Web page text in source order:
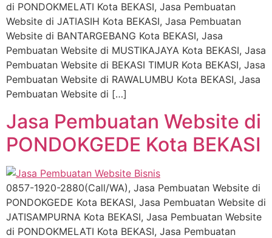
di PONDOKMELATI Kota BEKASI, Jasa Pembuatan
Website di JATIASIH Kota BEKASI, Jasa Pembuatan
Website di BANTARGEBANG Kota BEKASI, Jasa
Pembuatan Website di MUSTIKAJAYA Kota BEKASI, Jasa
Pembuatan Website di BEKASI TIMUR Kota BEKASI, Jasa
Pembuatan Website di RAWALUMBU Kota BEKASI, Jasa
Pembuatan Website di […]
Jasa Pembuatan Website di
PONDOKGEDE Kota BEKASI
0857-1920-2880(Call/WA), Jasa Pembuatan Website di
PONDOKGEDE Kota BEKASI, Jasa Pembuatan Website di
JATISAMPURNA Kota BEKASI, Jasa Pembuatan Website
di PONDOKMELATI Kota BEKASI, Jasa Pembuatan